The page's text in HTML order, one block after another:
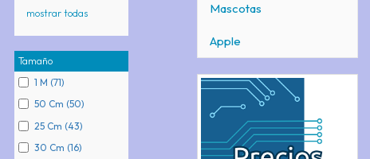
Mascotas
Apple
mostrar todas
Tamaño
1 M (71)
50 Cm (50)
25 Cm (43)
30 Cm (16)